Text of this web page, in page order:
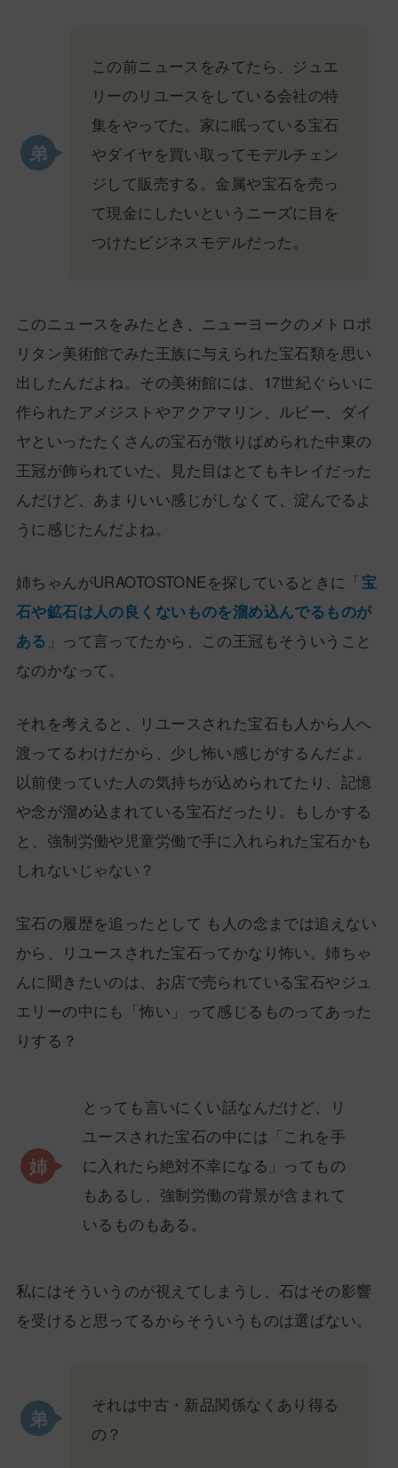
この前ニュースをみてたら、ジュエ
リーのリユースをしている会社の特
集をやってた。家に眠っている宝石
やダイヤを買い取ってモデルチェン
ジして販売する。金属や宝石を売っ
て現金にしたいというニーズに目を
つけたビジネスモデルだった。
このニュースをみたとき、ニューヨークのメトロポ
リタン美術館でみた王族に与えられた宝石類を思い
出したんだよね。その美術館には、17世紀ぐらいに
作られたアメジストやアクアマリン、ルビー、ダイ
ヤといったたくさんの宝石が散りばめられた中東の
王冠が飾られていた。見た目はとてもキレイだった
んだけど、あまりいい感じがしなくて、淀んでるよ
うに感じたんだよね。
姉ちゃんがURAOTOSTONEを探しているときに「宝
石や鉱石は人の良くないものを溜め込んでるものが
ある 」って言ってたから、この王冠もそういうこと
なのかなって。
それを考えると、リユースされた宝石も人から人へ
渡ってるわけだから、少し怖い感じがするんだよ。
以前使っていた人の気持ちが込められてたり、記憶
や念が溜め込まれている宝石だったり。もしかする
と、強制労働や児童労働で手に入れられた宝石かも
しれないじゃない？
宝石の履歴を追ったとして も人の念までは追えない
から、リユースされた宝石ってかなり怖い。姉ちゃ
んに聞きたいのは、お店で売られている宝石やジュ
エリーの中にも「怖い」って感じるものってあった
りする？
とっても言いにくい話なんだけど、リ
ユースされた宝石の中には「これを手
に入れたら絶対不幸になる」ってもの
もあるし、強制労働の背景が含まれて
いるものもある。
私にはそういうのが視えてしまうし、石はその影響
を受けると思ってるからそういうものは選ばない。
それは中古・新品関係なくあり得る
の？